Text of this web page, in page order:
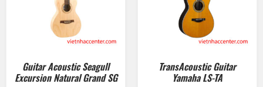
Guitar Acoustic Seagull
Excursion Natural Grand SG
TransAcoustic Guitar
Yamaha LS-TA